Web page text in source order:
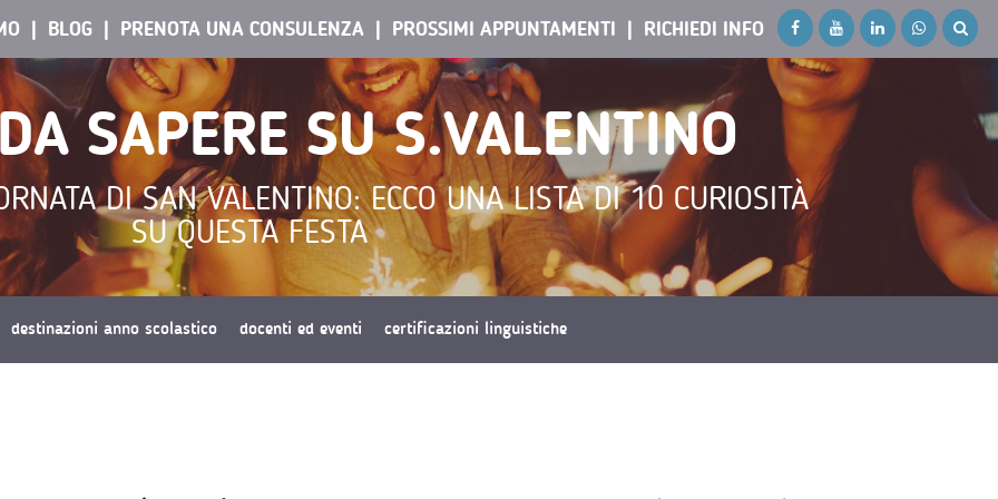
RICHIEDI INFO
PROSSIMI APPUNTAMENTI
PRENOTA UNA CONSULENZA
BLOG
SAPERE SU S.VALENTINO
DI SAN VALENTINO: ECCO UNA LISTA DI 10 CURIOSITÀ
SU QUESTA FESTA
destinazioni anno scolastico docenti ed eventi certificazioni linguistiche